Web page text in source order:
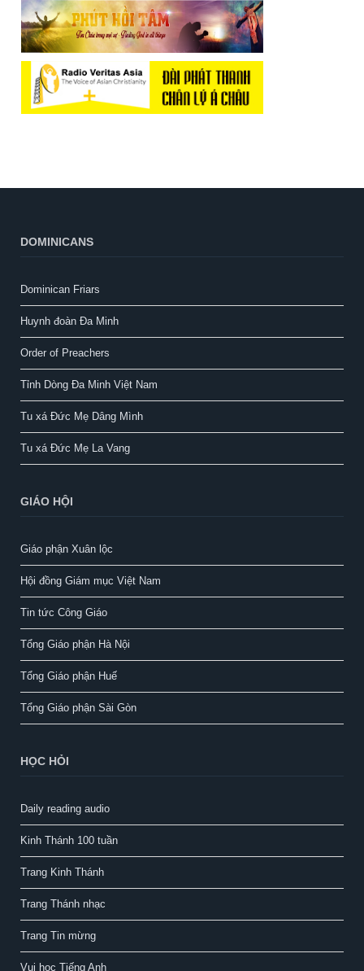
DOMINICANS
Dominican Friars
Huynh đoàn Đa Minh
Order of Preachers
Tỉnh Dòng Đa Minh Việt Nam
Tu xá Đức Mẹ Dâng Mình
Tu xá Đức Mẹ La Vang
GIÁO HỘI
Giáo phận Xuân lộc
Hội đồng Giám mục Việt Nam
Tin tức Công Giáo
Tổng Giáo phận Hà Nội
Tổng Giáo phận Huế
Tổng Giáo phận Sài Gòn
HỌC HỎI
Daily reading audio
Kinh Thánh 100 tuần
Trang Kinh Thánh
Trang Thánh nhạc
Trang Tin mừng
Vui học Tiếng Anh